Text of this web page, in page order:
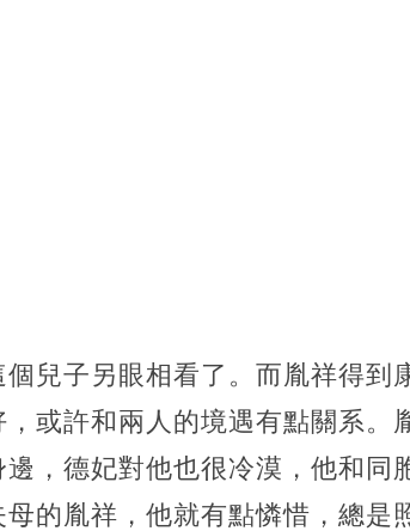
兒子另眼相看了。而胤祥得到
或許和兩人的境遇有點關系。
，德妃對他也很冷漠，他和同
的胤祥，他就有點憐惜，總是